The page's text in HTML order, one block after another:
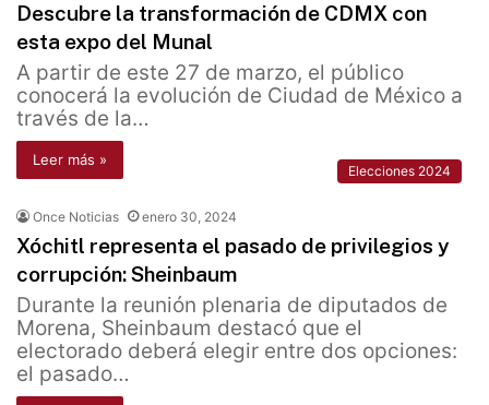
Descubre la transformación de CDMX con
esta expo del Munal
A partir de este 27 de marzo, el público
conocerá la evolución de Ciudad de México a
través de la…
Leer más »
Elecciones 2024
Once Noticias enero 30, 2024
Xóchitl representa el pasado de privilegios y
corrupción: Sheinbaum
Durante la reunión plenaria de diputados de
Morena, Sheinbaum destacó que el
electorado deberá elegir entre dos opciones:
el pasado…